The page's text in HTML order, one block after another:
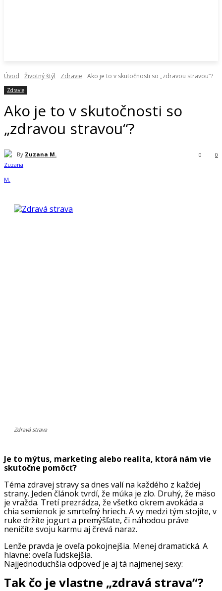
Úvod Životný štýl Zdravie Ako je to v skutočnosti so „zdravou stravou“?
Zdravie
Ako je to v skutočnosti so
„zdravou stravou“?
By Zuzana M. 0
0
Zdravá strava
Je to mýtus, marketing alebo realita, ktorá nám vie
skutočne pomôcť?
Téma zdravej stravy sa dnes valí na každého z každej
strany. Jeden článok tvrdí, že múka je zlo. Druhý, že mäso
je vražda. Tretí prezrádza, že všetko okrem avokáda a
chia semienok je smrteľný hriech. A vy medzi tým stojíte, v
ruke držíte jogurt a premýšľate, či náhodou práve
neničíte svoju karmu aj črevá naraz.
Lenže pravda je oveľa pokojnejšia. Menej dramatická. A
hlavne: oveľa ľudskejšia.
Najjednoduchšia odpoveď je aj tá najmenej sexy:
Tak čo je vlastne „zdravá strava“?